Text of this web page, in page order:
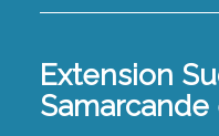
Extension